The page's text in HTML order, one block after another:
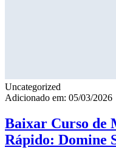
Uncategorized
Adicionado em: 05/03/2026
Baixar Curso de
Rápido: Domine